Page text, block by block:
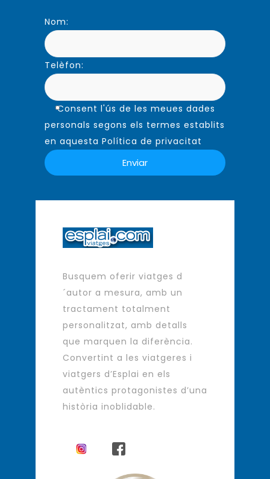
Nom:
Telèfon:
Consent l'ús de les meues dades
personals segons els termes establits
en aquesta Política de privacitat
Busquem oferir viatges d
´autor a mesura, amb un
tractament totalment
personalitzat, amb detalls
que marquen la diferència.
Convertint a les viatgeres i
viatgers d’Esplai en els
autèntics protagonistes d’una
història inoblidable.